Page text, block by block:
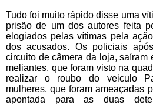
Tudo foi muito rápido disse uma
prisão de um dos autores feita
elogiados pelas vítimas pela
dos acusados. Os policiais
circuito de câmera da loja, saíram
meliantes, que foram visto na
realizar o roubo do veiculo
mulheres, que foram ameaçadas
apontada para as duas